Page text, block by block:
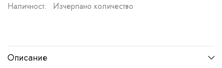
Наличност:
Изчерпано количество
Описание